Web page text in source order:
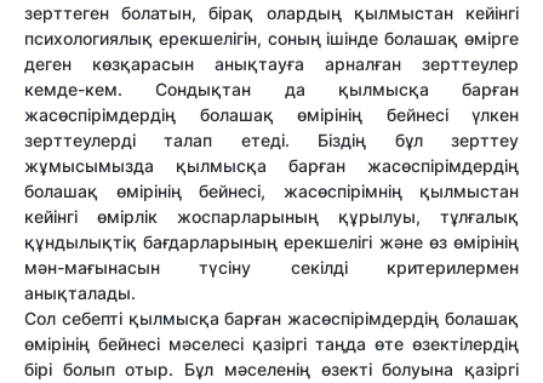
зерттеген болатын, бірақ олардың қылмыстан кейінгі
психологиялық ерекшелігін, соның ішінде болашақ өмірге
деген көзқарасын анықтауға арналған зерттеулер
кемде-кем. Сондықтан да қылмысқа барған
жасөспірімдердің болашақ өмірінің бейнесі үлкен
зерттеулерді талап етеді. Біздің бұл зерттеу
жұмысымызда қылмысқа барған жасөспірімдердің
болашақ өмірінің бейнесі, жасөспірімнің қылмыстан
кейінгі өмірлік жоспарларының құрылуы, тұлғалық
құндылықтіқ бағдарларының ерекшелігі және өз өмірінің
мән-мағынасын түсіну секілді критерилермен
анықталады.
Сол себепті қылмысқа барған жасөспірімдердің болашақ
өмірінің бейнесі мәселесі қазіргі таңда өте өзектілердің
бірі болып отыр. Бұл мәселенің өзекті болуына қазіргі